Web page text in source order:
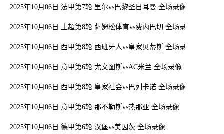
2025年10月06日 法甲第7轮 里尔vs巴黎圣日耳曼 全场录像
2025年10月06日 土超第8轮 萨姆松体育vs费内巴切 全场录像
2025年10月06日 西甲第8轮 西班牙人vs皇家贝蒂斯 全场录像
2025年10月06日 意甲第6轮 尤文图斯vsAC米兰 全场录像
2025年10月06日 西甲第8轮 皇家社会vs巴列卡诺 全场录像
2025年10月06日 意甲第6轮 那不勒斯vs热那亚 全场录像
2025年10月06日 德甲第6轮 汉堡vs美因茨 全场录像